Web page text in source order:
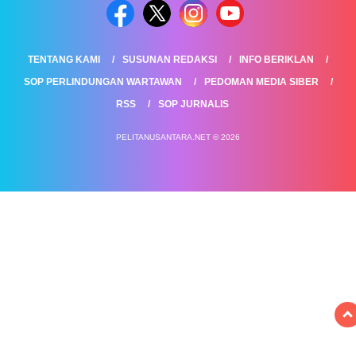
TENTANG KAMI SUSUNAN REDAKSI
INFO BERIKLAN
SOP PERLINDUNGAN WARTAWAN
PEDOMAN MEDIA SIBER
RSS
SOP JURNALIS
PELITANUSANTARA.NET © 2026